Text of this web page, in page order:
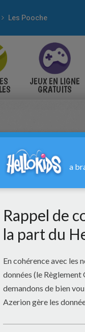
Les Pooche
JEUX EN LIGNE
GRATUITS